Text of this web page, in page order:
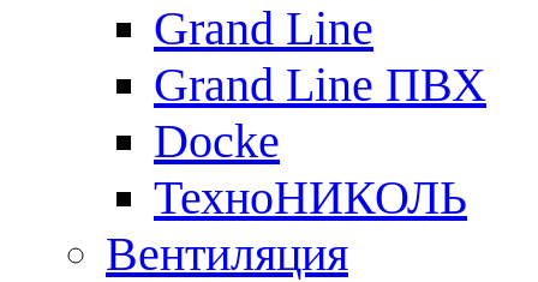
Grand Line
Grand Line ПВХ
Docke
ТехноНИКОЛЬ
Вентиляция